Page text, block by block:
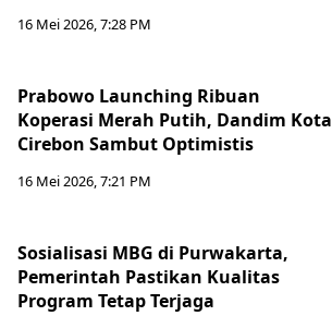
16 Mei 2026, 7:28 PM
Prabowo Launching Ribuan
Koperasi Merah Putih, Dandim Kota
Cirebon Sambut Optimistis
16 Mei 2026, 7:21 PM
Sosialisasi MBG di Purwakarta,
Pemerintah Pastikan Kualitas
Program Tetap Terjaga